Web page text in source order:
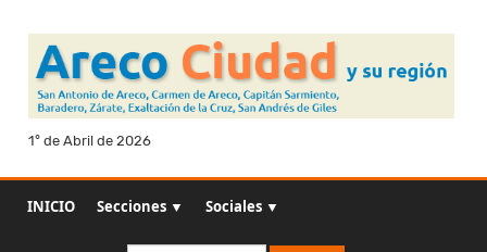
1° de Abril de 2026
INICIO Secciones ▼ Sociales ▼